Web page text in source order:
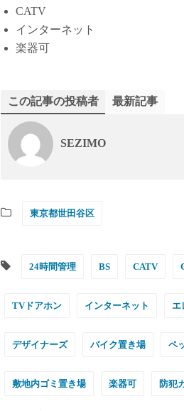
CATV
インターネット
楽器可
この記事の投稿者 最新記事
SEZIMO
東京都世田谷区
24時間管理 BS CATV
TVドアホン インターネット エ
デザイナーズ バイク置き場 ペ
敷地内ゴミ置き場 楽器可 防犯